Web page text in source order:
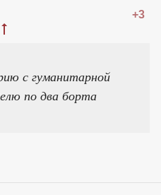
+3
с гуманитарной
по два борта